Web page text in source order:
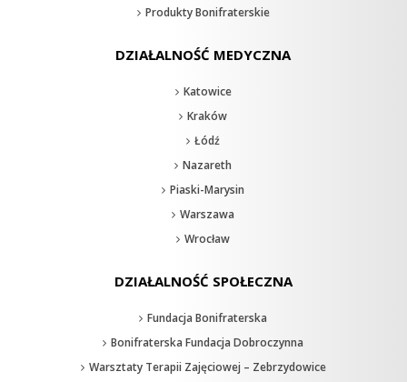
Produkty Bonifraterskie
DZIAŁALNOŚĆ MEDYCZNA
Katowice
Kraków
Łódź
Nazareth
Piaski-Marysin
Warszawa
Wrocław
DZIAŁALNOŚĆ SPOŁECZNA
Fundacja Bonifraterska
Bonifraterska Fundacja Dobroczynna
Warsztaty Terapii Zajęciowej – Zebrzydowice